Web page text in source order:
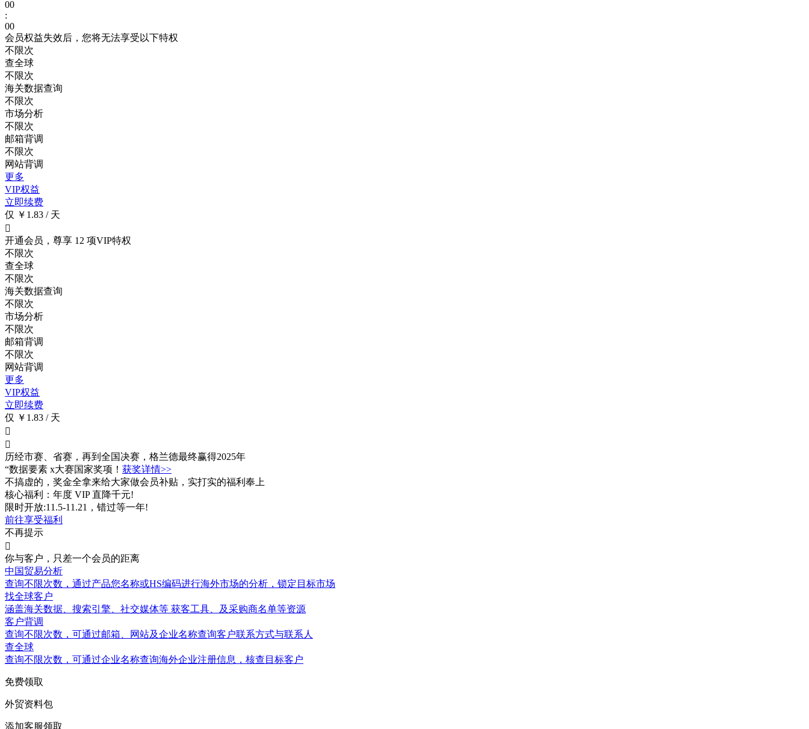
00
:
00
会员权益失效后，您将无法享受以下特权
不限次
查全球
不限次
海关数据查询
不限次
市场分析
不限次
邮箱背调
不限次
网站背调
更多
VIP权益
立即续费
仅 ￥1.83 / 天

开通会员，尊享 12 项VIP特权
不限次
查全球
不限次
海关数据查询
不限次
市场分析
不限次
邮箱背调
不限次
网站背调
更多
VIP权益
立即续费
仅 ￥1.83 / 天


历经市赛、省赛，再到全国决赛，格兰德最终赢得2025年
“数据要素 x大赛国家奖项！ 获奖详情>>
不搞虚的，奖金全拿来给大家做会员补贴，实打实的福利奉上
核心福利：年度 VIP 直降千元!
限时开放:11.5-11.21，错过等一年!
前往享受福利
不再提示

你与客户，只差一个会员的距离
中国贸易分析
查询不限次数 ，通过产品您名称或HS编码进行海外市场的分析，锁定目标市场
找全球客户
涵盖海关数据 、搜索引擎、社交媒体等 获客工具、及采购商名单等资源
客户背调
查询不限次数 ，可通过邮箱、网站及企业名称查询客户联系方式与联系人
查全球
查询不限次数 ，可通过企业名称查询海外企业注册信息，核查目标客户
免费领取
外贸资料包
添加客服领取